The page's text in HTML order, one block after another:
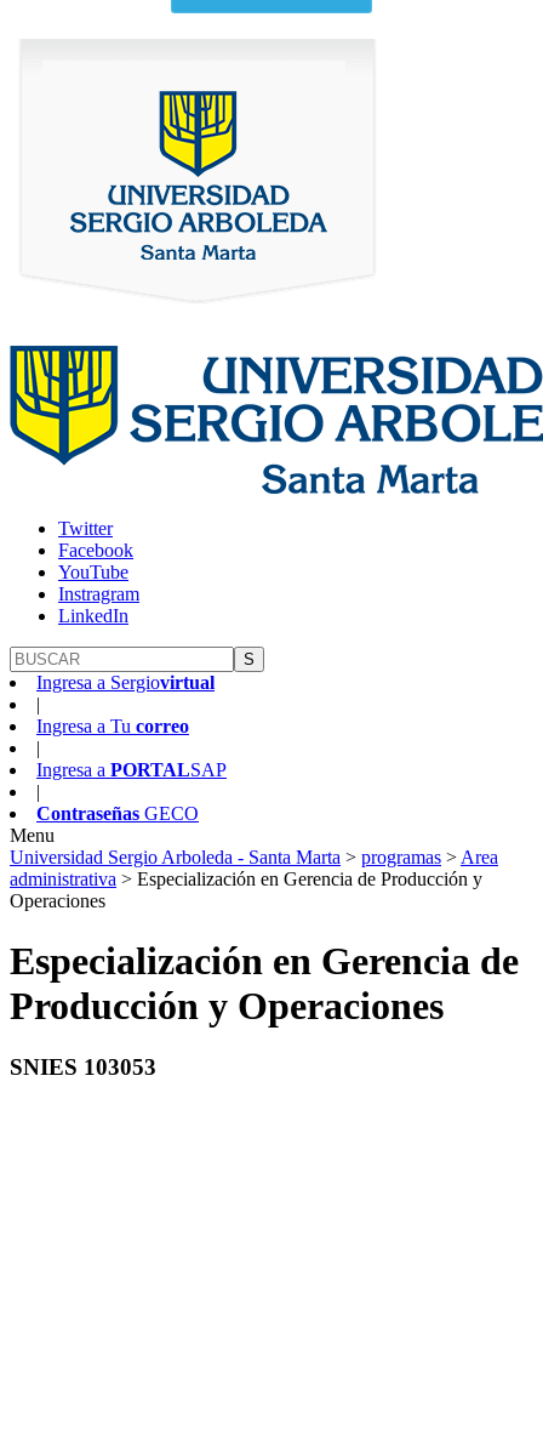
Twitter
Facebook
YouTube
Instragram
LinkedIn
S
Ingresa a Sergiovirtual
Ingresa a Tu correo
Ingresa a PORTALSAP
Contraseñas GECO
Menu
Universidad Sergio Arboleda - Santa Marta > programas >Area
administrativa > Especialización en Gerencia de Producción y
Operaciones
Especialización en Gerencia de
Producción y Operaciones
SNIES 103053